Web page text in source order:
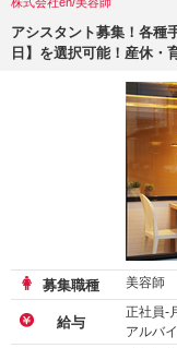
アシスタント募集！各種
日】を選択可能！産休・
募集職種 美容師
給与
正社員-
アルバ